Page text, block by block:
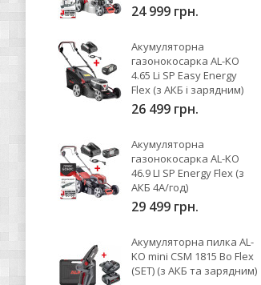
Насадка-культиватор AL-KO CF
24 999 грн.
Акумуляторна
газонокосарка AL-KO
4.65 Li SP Easy Energy
Flex (з АКБ і зарядним)
26 499 грн.
Акумуляторна
газонокосарка AL-KO
46.9 LI SP Energy Flex (з
АКБ 4А/год)
29 499 грн.
Акумуляторна пилка AL-
KO mini CSM 1815 Bo Flex
(SET) (з АКБ та зарядним)